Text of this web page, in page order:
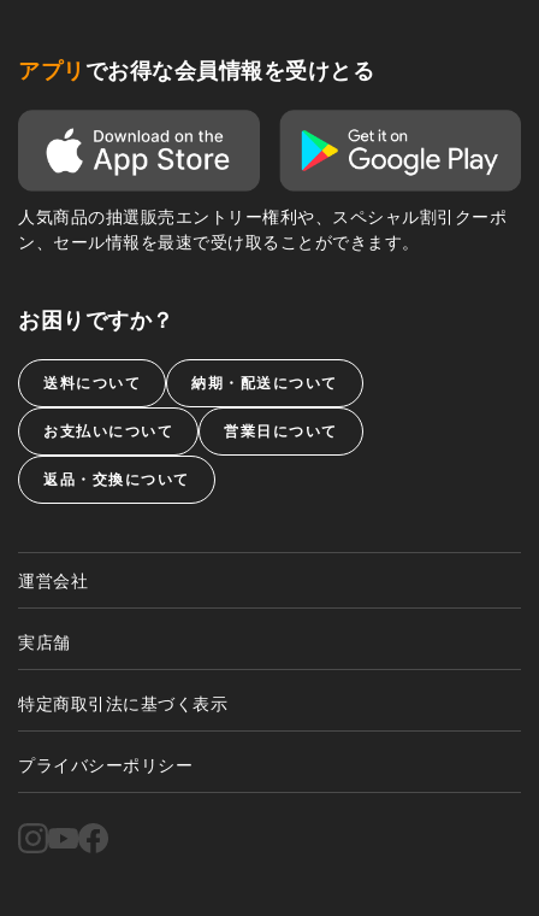
アプリ でお得な会員情報を受けとる
人気商品の抽選販売エントリー権利や、スペシャル割引クーポ
ン、セール情報を最速で受け取ることができます。
お困りですか？
送料について 納期・配送について
お支払いについて 営業日について
返品・交換について
運営会社
実店舗
特定商取引法に基づく表示
プライバシーポリシー